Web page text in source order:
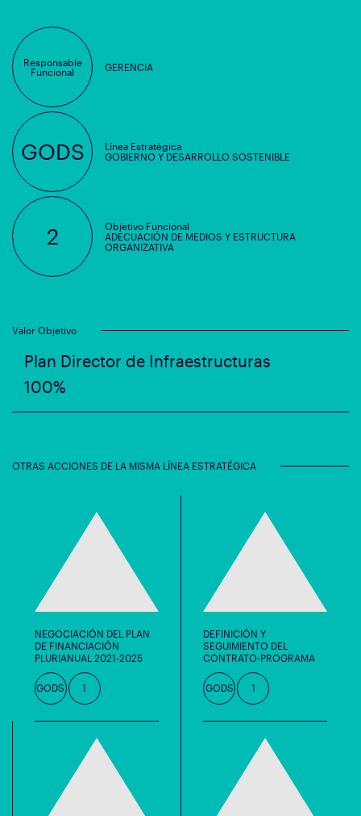
Responsable
Funcional
GERENCIA
GODS
Línea Estratégica
GOBIERNO Y DESARROLLO SOSTENIBLE
2
Objetivo Funcional
ADECUACIÓN DE MEDIOS Y ESTRUCTURA
ORGANIZATIVA
Valor Objetivo
Plan Director de Infraestructuras
100%
OTRAS ACCIONES DE LA MISMA LÍNEA ESTRATÉGICA
NEGOCIACIÓN DEL PLAN
DE FINANCIACIÓN
PLURIANUAL 2021-2025
GODS 1
DEFINICIÓN Y
SEGUIMIENTO DEL
CONTRATO-PROGRAMA
GODS 1